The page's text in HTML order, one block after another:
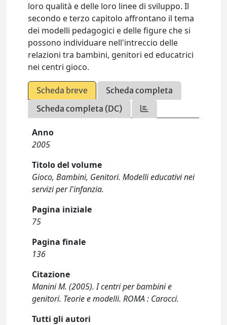
loro qualità e delle loro linee di sviluppo. Il
secondo e terzo capitolo affrontano il tema
dei modelli pedagogici e delle figure che si
possono individuare nell'intreccio delle
relazioni tra bambini, genitori ed educatrici
nei centri gioco.
Scheda breve
Scheda completa
Scheda completa (DC)
Anno
2005
Titolo del volume
Gioco, Bambini, Genitori. Modelli educativi nei
servizi per l'infanzia.
Pagina iniziale
75
Pagina finale
136
Citazione
Manini M. (2005). I centri per bambini e
genitori. Teorie e modelli. ROMA : Carocci.
Tutti gli autori